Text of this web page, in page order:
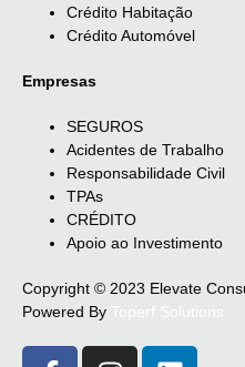
Crédito Habitação
Crédito Automóvel
Empresas
SEGUROS
Acidentes de Trabalho
Responsabilidade Civil
TPAs
CRÉDITO
Apoio ao Investimento
Copyright © 2023 Elevate
Powered By